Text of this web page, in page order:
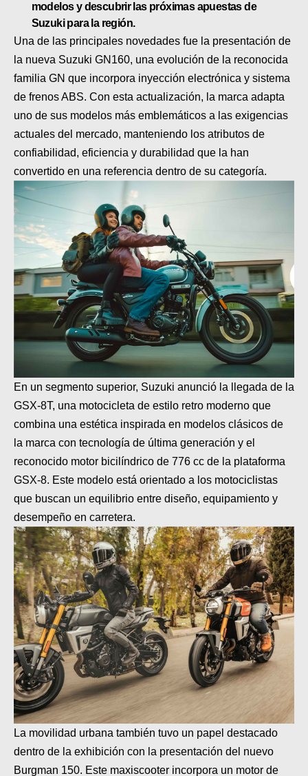
modelos y descubrir las próximas apuestas de
Suzuki para la región.
Una de las principales novedades fue la presentación de
la nueva Suzuki GN160, una evolución de la reconocida
familia GN que incorpora inyección electrónica y sistema
de frenos ABS. Con esta actualización, la marca adapta
uno de sus modelos más emblemáticos a las exigencias
actuales del mercado, manteniendo los atributos de
confiabilidad, eficiencia y durabilidad que la han
convertido en una referencia dentro de su categoría.
En un segmento superior, Suzuki anunció la llegada de la
GSX-8T, una motocicleta de estilo retro moderno que
combina una estética inspirada en modelos clásicos de
la marca con tecnología de última generación y el
reconocido motor bicilíndrico de 776 cc de la plataforma
GSX-8. Este modelo está orientado a los motociclistas
que buscan un equilibrio entre diseño, equipamiento y
desempeño en carretera.
La movilidad urbana también tuvo un papel destacado
dentro de la exhibición con la presentación del nuevo
Burgman 150. Este maxiscooter incorpora un motor de